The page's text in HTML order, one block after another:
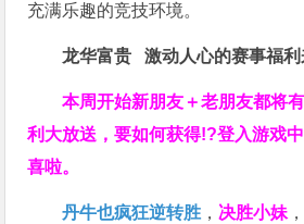
充满乐趣的竞技环境。
龙华富贵 激动人心的赛事福利
本周开始新朋友＋老朋友都将
利大放送，要如何获得!?登入游戏
喜啦。
丹牛也疯狂逆转胜 ， 决胜小妹